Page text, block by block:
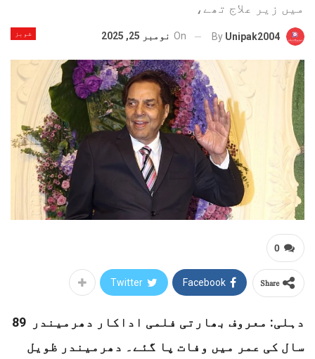
میں زیر علاج تھے،
شوبز By Unipak2004
On نومبر 25, 2025
0
Share
Facebook
Twitter
دہلی: معروف بھارتی فلمی اداکار دھرمیندر 89
سال کی عمر میں وفات پا گئے۔ دھرمیندر ظویل